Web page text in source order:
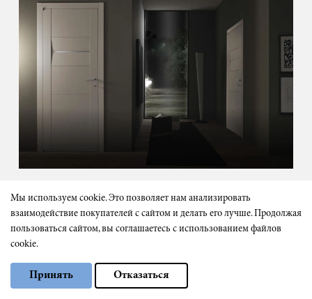
Входная и межкомнатные двери
в одном стиле
При выборе входной двери можно заказать сразу
межкомнатные с похожей или такой же отделкой.
Мы используем cookie. Это позволяет нам анализировать
взаимодействие покупателей с сайтом и делать его лучше. Продолжая
пользоваться сайтом, вы соглашаетесь с использованием файлов
cookie.
Минимальные
Принять Отказаться